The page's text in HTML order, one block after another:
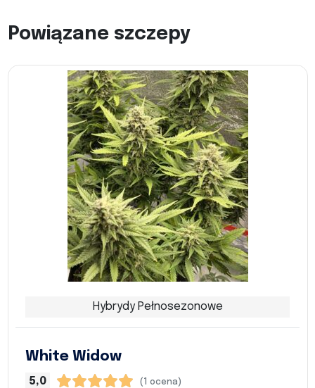
Powiązane szczepy
Hybrydy Pełnosezonowe
White Widow
5,0 (1 ocena)